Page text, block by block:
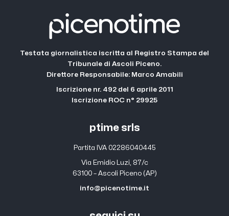
Testata giornalistica iscritta al Registro Stampa del
Tribunale di Ascoli Piceno.
Direttore Responsabile: Marco Amabili
Iscrizione nr. 492 del 6 aprile 2011
Iscrizione ROC n° 29925
ptime srls
Partita IVA 02286040445
Via Emidio Luzi, 87/c
63100 – Ascoli Piceno (AP)
info@picenotime.it